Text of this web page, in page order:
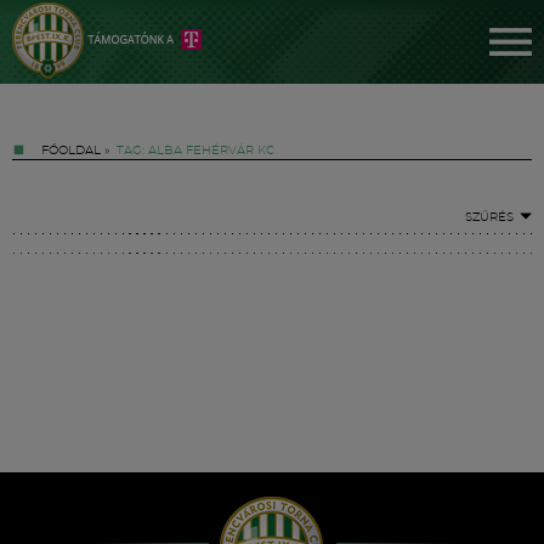
FŐOLDAL » TAG: ALBA FEHÉRVÁR KC
SZŰRÉS
Hírek